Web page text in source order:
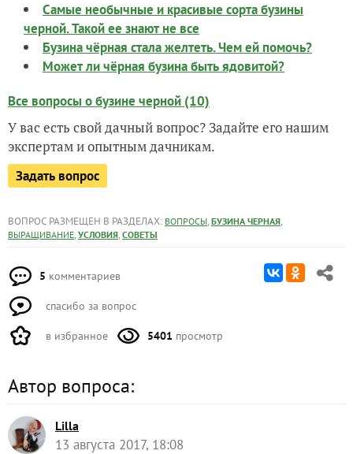
Самые необычные и красивые сорта бузины
черной. Такой ее знают не все
Бузина чёрная стала желтеть. Чем ей помочь?
Может ли чёрная бузина быть ядовитой?
Все вопросы о бузине черной (10)
У вас есть свой дачный вопрос? Задайте его нашим
экспертам и опытным дачникам.
Задать вопрос
ВОПРОС РАЗМЕЩЕН В РАЗДЕЛАХ: ВОПРОСЫ, БУЗИНА ЧЕРНАЯ,
ВЫРАЩИВАНИЕ, УСЛОВИЯ, СОВЕТЫ
5 комментариев
спасибо за вопрос
в избранное 5401 просмотр
Автор вопроса:
Lilla
13 августа 2017, 18:08